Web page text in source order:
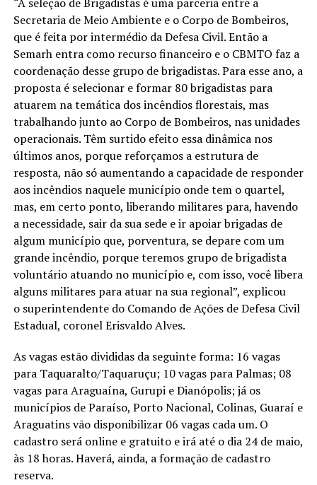
Secretaria de Meio Ambiente e o Corpo de Bombeiros,
que é feita por intermédio da Defesa Civil. Então a
Semarh entra como recurso financeiro e o CBMTO faz a
coordenação desse grupo de brigadistas. Para esse ano, a
proposta é selecionar e formar 80 brigadistas para
atuarem na temática dos incêndios florestais, mas
trabalhando junto ao Corpo de Bombeiros, nas unidades
operacionais. Têm surtido efeito essa dinâmica nos
últimos anos, porque reforçamos a estrutura de
resposta, não só aumentando a capacidade de responder
aos incêndios naquele município onde tem o quartel,
mas, em certo ponto, liberando militares para, havendo
a necessidade, sair da sua sede e ir apoiar brigadas de
algum município que, porventura, se depare com um
grande incêndio, porque teremos grupo de brigadista
voluntário atuando no município e, com isso, você libera
alguns militares para atuar na sua regional”, explicou
o superintendente do Comando de Ações de Defesa Civil
Estadual, coronel Erisvaldo Alves.
As vagas estão divididas da seguinte forma: 16 vagas
para Taquaralto/Taquaruçu; 10 vagas para Palmas; 08
vagas para Araguaína, Gurupi e Dianópolis; já os
municípios de Paraíso, Porto Nacional, Colinas, Guaraí e
Araguatins vão disponibilizar 06 vagas cada um. O
cadastro será online e gratuito e irá até o dia 24 de maio,
às 18 horas. Haverá, ainda, a formação de cadastro
reserva.